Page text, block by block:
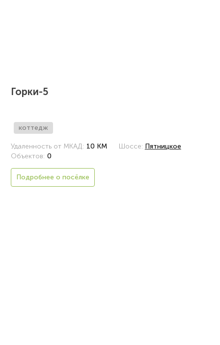
Горки-5
коттедж
Удаленность от МКАД: 10 КМ Шоссе: Пятницкое
Объектов: 0
Подробнее о посёлке